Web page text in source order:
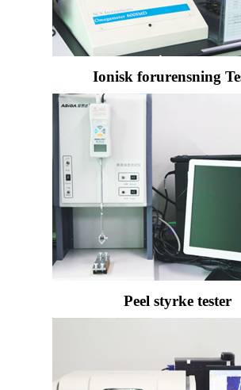
Ionisk forurensning
Peel styrke tester